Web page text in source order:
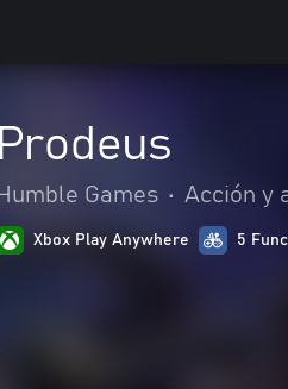
Prodeus
Humble Games • Acción y
Xbox Play Anywhere 5